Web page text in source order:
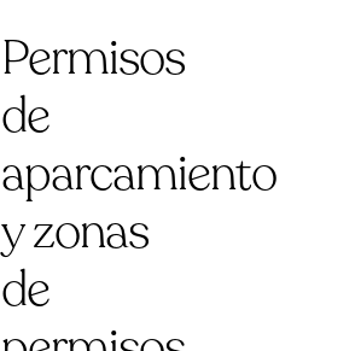
Permisos
de
aparcamiento
y zonas
de